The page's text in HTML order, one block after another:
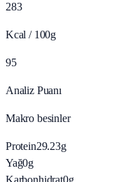
283
Kcal / 100g
95
Analiz Puanı
Makro besinler
Protein29.23g
Yağ0g
Karbonhidrat0g